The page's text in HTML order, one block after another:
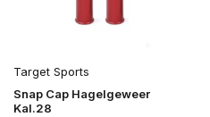
Target Sports
Snap Cap Hagelgeweer
Kal.28